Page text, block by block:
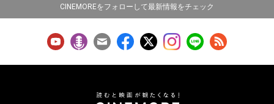
CINEMOREをフォローして最新情報をチェック